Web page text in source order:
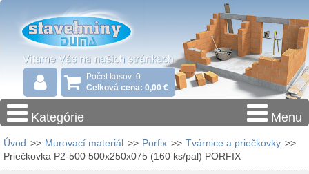
Počet kusov: 0
Celková cena: 0,00 €
Kategórie Menu
Úvod >> Murovací materiál >> Porfix >> Tvárnice a priečkovky >>
Priečkovka P2-500 500x250x075 (160 ks/pal) PORFIX